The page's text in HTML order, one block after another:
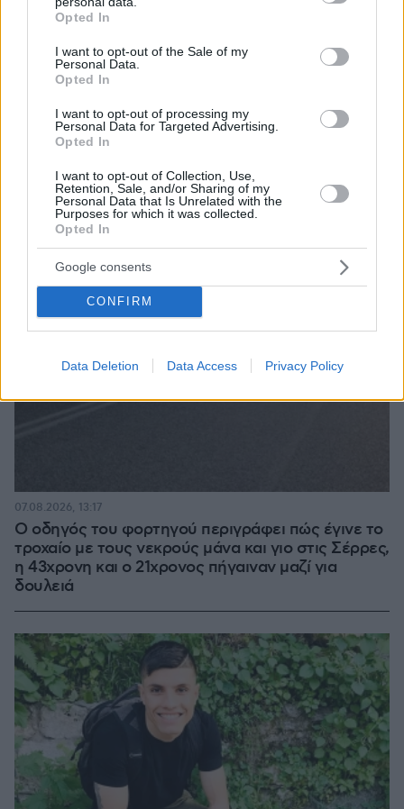
grant or deny consent to Google and its third-party tags to
use your data for below specified purposes in below Google
consent section.
Opted In
I want to opt-out of the Sale of my
Personal Data.
Opted In
I want to opt-out of processing my
Personal Data for Targeted Advertising.
Opted In
I want to opt-out of Collection, Use,
Retention, Sale, and/or Sharing of my
Personal Data that Is Unrelated with the
Purposes for which it was collected.
Opted In
Google consents
CONFIRM
Data Deletion Data Access Privacy Policy
ΔΕΙΤΕ ΟΛΕΣ ΤΙΣ ΕΙΔΗΣΕΙΣ
ΤΑ ΠΙΟ ΔΗΜΟΦΙΛΗ
Ο οδηγός του φορτηγού περιγράφει πώς έγινε το
τροχαίο με τους νεκρούς μάνα και γιο στις Σέρρες,
η 43χρονη και ο 21χρονος πήγαιναν μαζί για
δουλειά
07.08.2026, 13:17